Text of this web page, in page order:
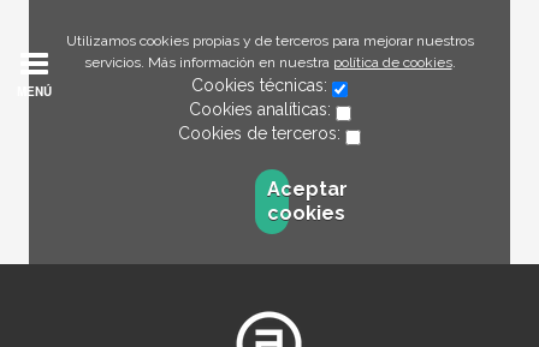
Utilizamos cookies propias y de terceros para mejorar nuestros
servicios. Más información en nuestra política de cookies.
Cookies técnicas:
Cookies analíticas:
Cookies de terceros:
Aceptar
cookies
MENÚ